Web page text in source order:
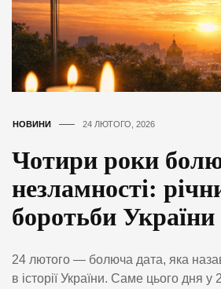
НОВИНИ 24 ЛЮТОГО, 2026
Чотири роки
незламності:
боротьби України
24 лютого — болюча дата, яка
в історії України. Саме цього дня у